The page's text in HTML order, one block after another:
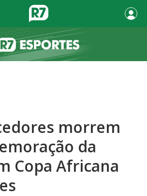
morrem
da
Copa Africana